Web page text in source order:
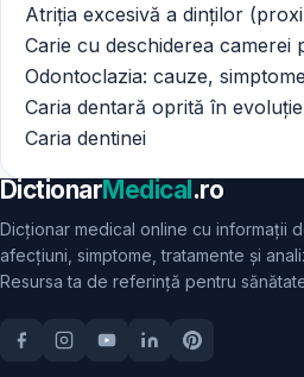
Atriția excesivă a dinților
Carie cu deschiderea camerei
Odontoclazia: cauze,
Caria dentară oprită în evoluție
Caria dentinei
DictionarMedical.ro
Dicționar medical online cu informații
afecțiuni, simptome, tratamente și
Resursa ta de referință pentru